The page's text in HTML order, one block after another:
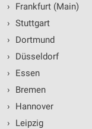
›
Frankfurt (Main)
› Stuttgart
›
Dortmund
›
Düsseldorf
›
Essen
›
Bremen
›
Hannover
›
Leipzig